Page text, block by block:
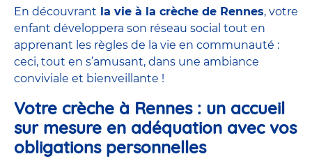
En découvrant la vie à la crèche de Rennes, votre
enfant développera son réseau social tout en
apprenant les règles de la vie en communauté :
ceci, tout en s’amusant, dans une ambiance
conviviale et bienveillante !
Votre crèche à Rennes : un accueil
sur mesure en adéquation avec vos
obligations personnelles